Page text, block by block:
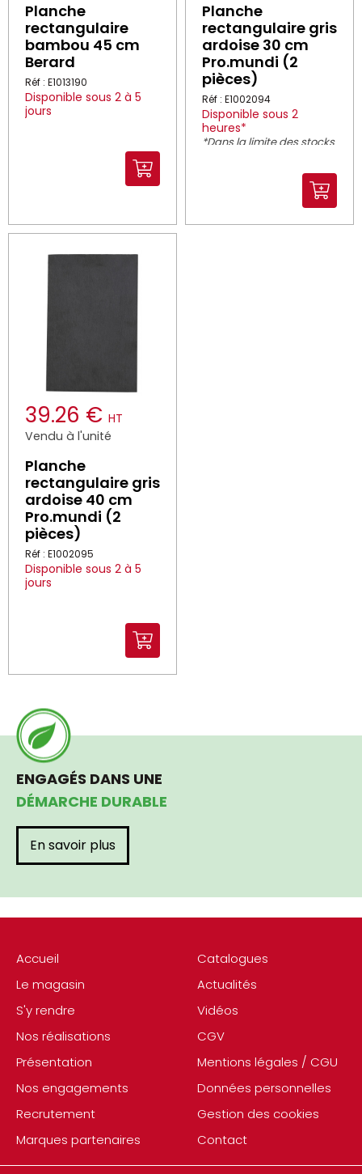
Planche
rectangulaire
bambou 45 cm
Berard
Réf : E1013190
Disponible sous 2 à 5
jours
Planche
rectangulaire gris
ardoise 30 cm
Pro.mundi (2
pièces)
Réf : E1002094
Disponible sous 2
heures*
*Dans la limite des stocks
39.26 € HT
Vendu à l'unité
Planche
rectangulaire gris
ardoise 40 cm
Pro.mundi (2
pièces)
Réf : E1002095
Disponible sous 2 à 5
jours
Accueil
Le magasin
S'y rendre
Nos réalisations
Présentation
Nos engagements
Recrutement
Marques partenaires
Catalogues
Actualités
Vidéos
CGV
Mentions légales / CGU
Données personnelles
Gestion des cookies
Contact
ENGAGÉS DANS UNE
DÉMARCHE DURABLE
En savoir plus